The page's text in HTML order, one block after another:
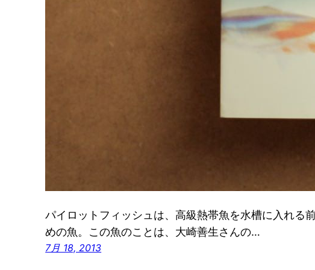
パイロットフィッシュは、高級熱帯魚を水槽に入れる
めの魚。この魚のことは、大崎善生さんの…
7月 18, 2013